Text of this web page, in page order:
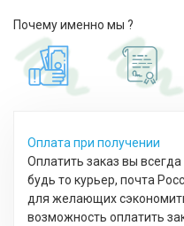
Почему именно мы ?
Оплата при получении
Оплатить заказ вы
будь то курьер, почта
для желающих
возможность оплатить